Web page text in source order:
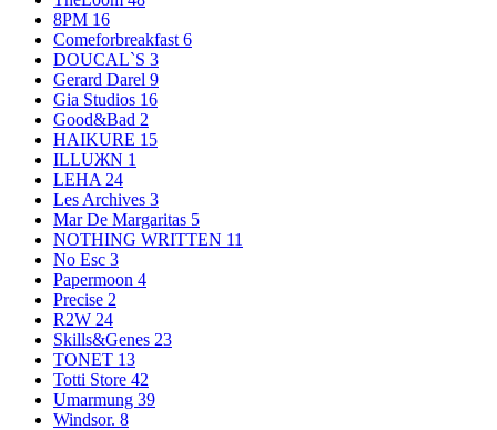
8PM 16
Comeforbreakfast 6
DOUCAL`S 3
Gerard Darel 9
Gia Studios 16
Good&Bad 2
HAIKURE 15
ILLUЖN 1
LEHA 24
Les Archives 3
Mar De Margaritas 5
NOTHING WRITTEN 11
No Esc 3
Papermoon 4
Precise 2
R2W 24
Skills&Genes 23
TONET 13
Totti Store 42
Umarmung 39
Windsor. 8